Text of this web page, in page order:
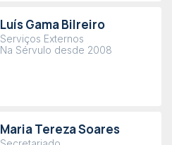
Luís Gama Bilreiro
Serviços Externos
Na Sérvulo desde 2008
Maria Tereza Soares